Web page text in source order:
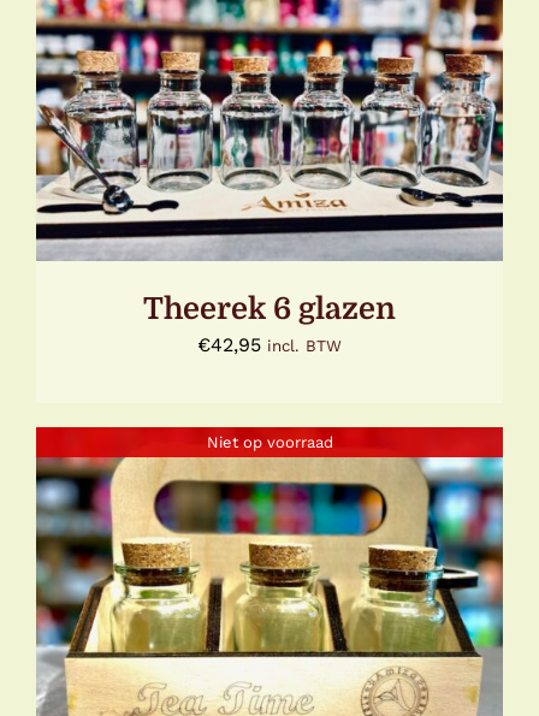
TOEVOEGEN AAN WINKELWAGEN
/
DETAILS
Theerek 6 glazen
€42,95 incl. BTW
Niet op voorraad
DETAILS